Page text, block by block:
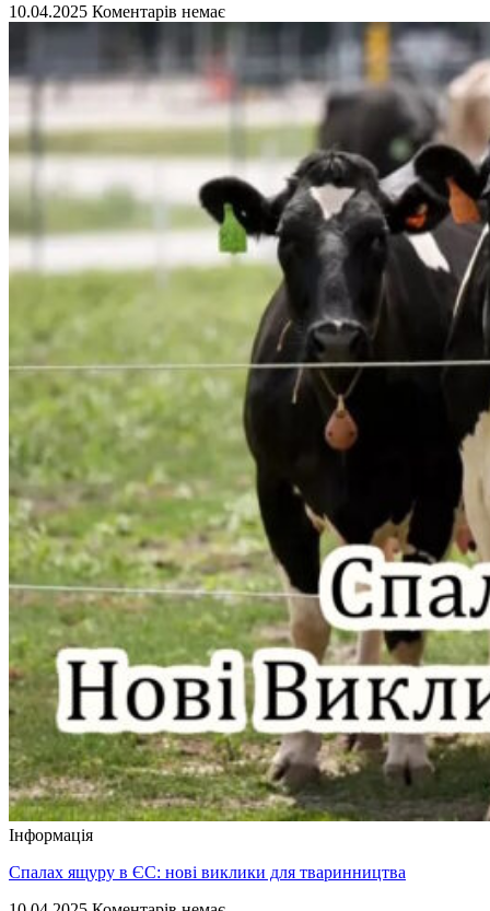
10.04.2025 Коментарів немає
Інформація
Спалах ящуру в ЄС: нові виклики для тваринництва